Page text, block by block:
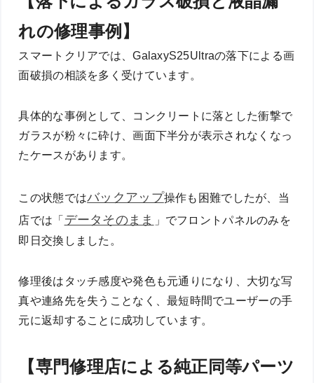
れの修理事例】
スマートクリアでは、GalaxyS25Ultraの落下による画
面破損の相談を多く受けています。
具体的な事例として、コンクリートに落とした衝撃で
ガラスが粉々に砕け、画面下半分が表示されなくなっ
たケースがあります。
この状態ではバックアップ操作も困難でしたが、当
店では「 データそのまま 」でフロントパネルのみを
即日交換しました。
修理後はタッチ感度や発色も元通りになり、大切な写
真や連絡先を失うことなく、最短時間でユーザーの手
元に返却することに成功しています。
【専門修理店による純正同等パーツ